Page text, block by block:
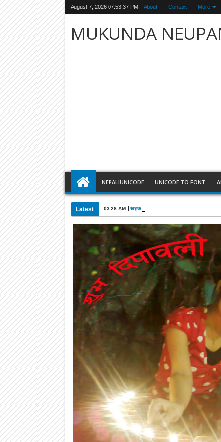
August 7, 2026 07:53:38 PM About Contact More
MUKUNDA
NEPALIUNICODE UNICODE TO FONT
Latest 03:28 AM खड्काको निधनमा कांग्रेसले पाँच दिन शोक मनाउने: